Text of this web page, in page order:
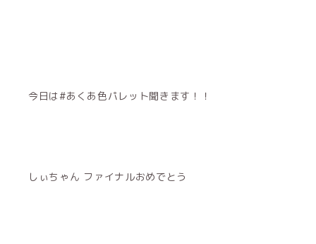
今日は#あくあ色パレット聞きます！！
しぃちゃん ファイナルおめでとう